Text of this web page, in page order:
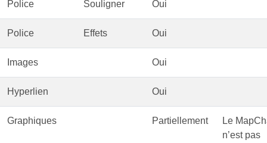
Police Souligner Oui
Police Effets Oui
Images Oui
Hyperlien Oui
Graphiques Partiellement
Le
n’est pas